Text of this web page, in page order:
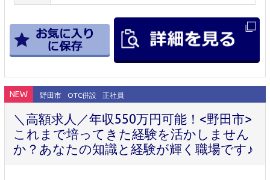
NEW 野田市 OTC併設 正社員
＼高額求人／年収550万円可能！<野田市>
これまで培ってきた経験を活かしません
か？あなたの知識と経験が輝く職場です♪